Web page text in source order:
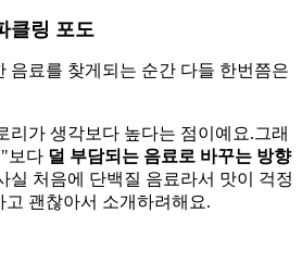
클링 포도
음료를 찾게되는 순간 다들 한번쯤은
리가 생각보다 높다는 점이예요.그래
보다 덜 부담되는 음료로 바꾸는 방향
실 처음에 단백질 음료라서 맛이 걱정
괜찮아서 소개하려해요.